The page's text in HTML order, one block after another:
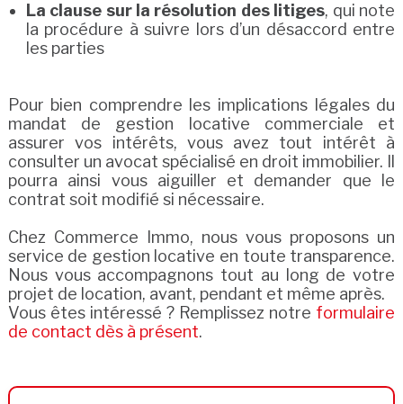
La clause sur la résolution des litiges, qui note
la procédure à suivre lors d’un désaccord entre
les parties
Pour bien comprendre les implications légales du
mandat de gestion locative commerciale et
assurer vos intérêts, vous avez tout intérêt à
consulter un avocat spécialisé en droit immobilier. Il
pourra ainsi vous aiguiller et demander que le
contrat soit modifié si nécessaire.
Chez Commerce Immo, nous vous proposons un
service de gestion locative en toute transparence.
Nous vous accompagnons tout au long de votre
projet de location, avant, pendant et même après.
Vous êtes intéressé ? Remplissez notre formulaire
de contact dès à présent.